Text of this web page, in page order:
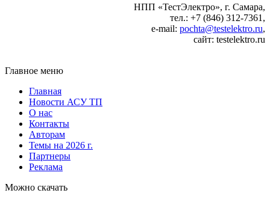
НПП «ТестЭлектро», г. Самара,
тел.: +7 (846) 312-7361,
e‑mail: pochta@testelektro.ru,
сайт: testelektro.ru
Главное меню
Главная
Новости АСУ ТП
О нас
Контакты
Авторам
Темы на 2026 г.
Партнеры
Реклама
Можно скачать